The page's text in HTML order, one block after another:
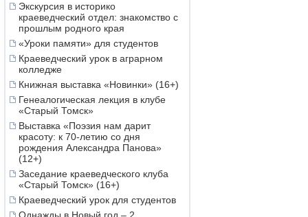
Экскурсия в историко
краеведческий отдел: знакомство с
прошлым родного края
«Уроки памяти» для студентов
Краеведческий урок в аграрном
колледже
Книжная выставка «Новинки» (16+)
Генеалогическая лекция в клубе
«Старый Томск»
Выставка «Поэзия нам дарит
красоту: к 70-летию со дня
рождения Александра Панова»
(12+)
Заседание краеведческого клуба
«Старый Томск» (16+)
Краеведческий урок для студентов